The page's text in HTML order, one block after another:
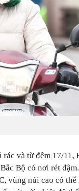
và từ đêm 17/11,
Bộ có nơi rét
vùng núi cao có